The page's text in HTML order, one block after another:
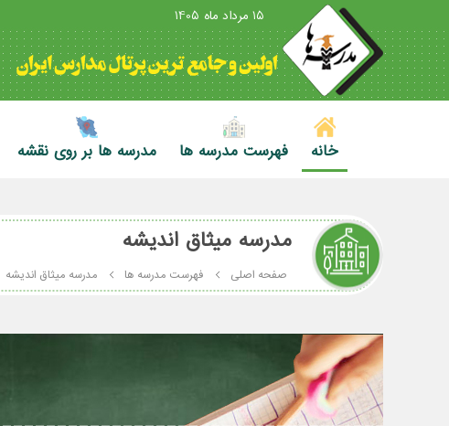
15 مرداد ماه 1405
خانه فهرست مدرسه ها مدرسه ها بر روی نقشه
مدرسه میثاق اندیشه
صفحه اصلی فهرست مدرسه ها مدرسه میثاق اندیشه